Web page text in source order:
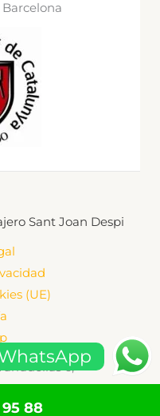
Sant Joan Despi
(UE)
6,
Despí
95 88